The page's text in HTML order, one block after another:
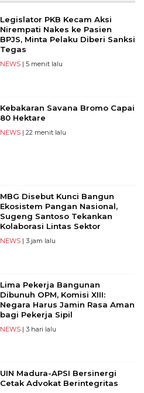
Legislator PKB Kecam Aksi
Nirempati Nakes ke Pasien
BPJS, Minta Pelaku Diberi Sanksi
Tegas
NEWS| 5 menit lalu
Kebakaran Savana Bromo Capai
80 Hektare
NEWS| 22 menit lalu
MBG Disebut Kunci Bangun
Ekosistem Pangan Nasional,
Sugeng Santoso Tekankan
Kolaborasi Lintas Sektor
NEWS| 3 jam lalu
Lima Pekerja Bangunan
Dibunuh OPM, Komisi XIII:
Negara Harus Jamin Rasa Aman
bagi Pekerja Sipil
NEWS| 3 hari lalu
UIN Madura-APSI Bersinergi
Cetak Advokat Berintegritas